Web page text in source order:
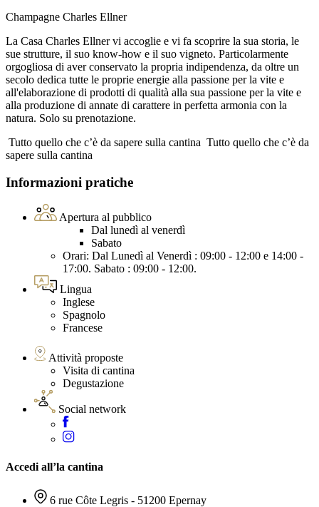
Champagne Charles Ellner
La Casa Charles Ellner vi accoglie e vi fa scoprire la sua storia, le
sue strutture, il suo know-how e il suo vigneto. Particolarmente
orgogliosa di aver conservato la propria indipendenza, da oltre un
secolo dedica tutte le proprie energie alla passione per la vite e
all'elaborazione di prodotti di qualità alla sua passione per la vite e
alla produzione di annate di carattere in perfetta armonia con la
natura. Solo su prenotazione.
Tutto quello che c’è da sapere sulla cantina Tutto quello che c’è da
sapere sulla cantina
Informazioni pratiche
Apertura al pubblico
Dal lunedì al venerdì
Sabato
Orari: Dal Lunedì al Venerdì : 09:00 - 12:00 e 14:00 -
17:00. Sabato : 09:00 - 12:00.
Lingua
Inglese
Spagnolo
Francese
Attività proposte
Visita di cantina
Degustazione
Social network
Accedi all’la cantina
6 rue Côte Legris - 51200 Epernay